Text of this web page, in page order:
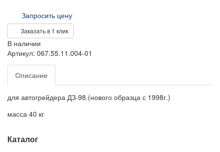
Запросить цену
Заказать в 1 клик
В наличии
Артикул: 067.55.11.004-01
Описание
для автогрейдера ДЗ-98 (нового образца с 1998г.)
масса 40 кг
Каталог